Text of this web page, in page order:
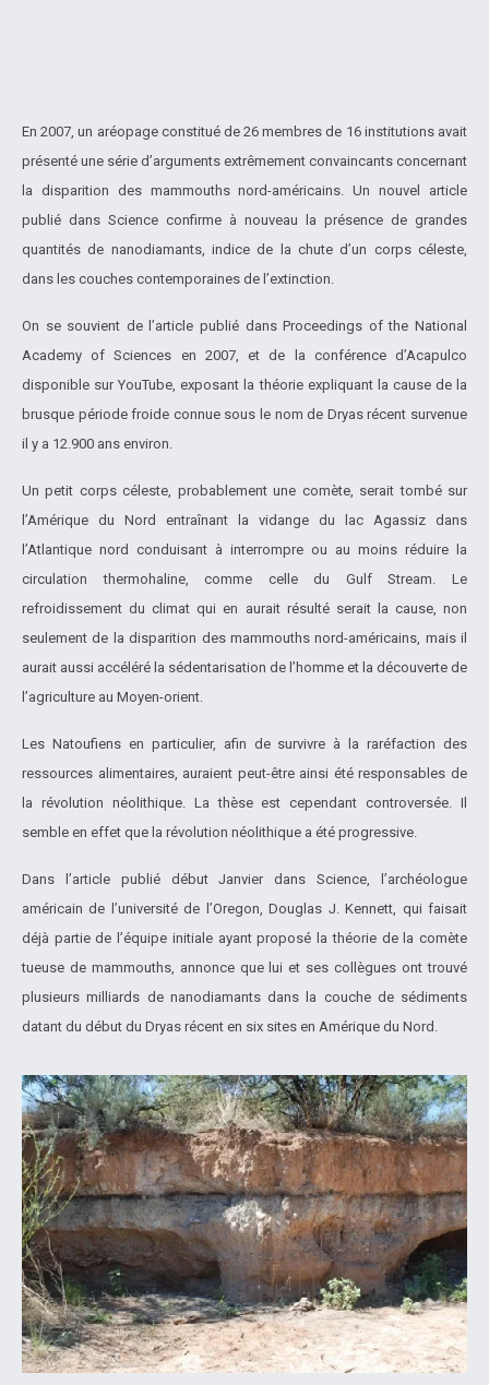
En 2007, un aréopage constitué de 26 membres de 16 institutions avait
présenté une série d’arguments extrêmement convaincants concernant
la disparition des mammouths nord-américains. Un nouvel article
publié dans Science confirme à nouveau la présence de grandes
quantités de nanodiamants, indice de la chute d’un corps céleste,
dans les couches contemporaines de l’extinction.
On se souvient de l’article publié dans Proceedings of the National
Academy of Sciences en 2007, et de la conférence d’Acapulco
disponible sur YouTube, exposant la théorie expliquant la cause de la
brusque période froide connue sous le nom de Dryas récent survenue
il y a 12.900 ans environ.
Un petit corps céleste, probablement une comète, serait tombé sur
l’Amérique du Nord entraînant la vidange du lac Agassiz dans
l’Atlantique nord conduisant à interrompre ou au moins réduire la
circulation thermohaline, comme celle du Gulf Stream. Le
refroidissement du climat qui en aurait résulté serait la cause, non
seulement de la disparition des mammouths nord-américains, mais il
aurait aussi accéléré la sédentarisation de l’homme et la découverte de
l’agriculture au Moyen-orient.
Les Natoufiens en particulier, afin de survivre à la raréfaction des
ressources alimentaires, auraient peut-être ainsi été responsables de
la révolution néolithique. La thèse est cependant controversée. Il
semble en effet que la révolution néolithique a été progressive.
Dans l’article publié début Janvier dans Science, l’archéologue
américain de l’université de l’Oregon, Douglas J. Kennett, qui faisait
déjà partie de l’équipe initiale ayant proposé la théorie de la comète
tueuse de mammouths, annonce que lui et ses collègues ont trouvé
plusieurs milliards de nanodiamants dans la couche de sédiments
datant du début du Dryas récent en six sites en Amérique du Nord.